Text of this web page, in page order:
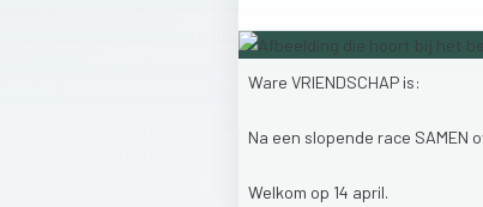
Ware VRIENDSCHAP is:
Na een slopende race SAMEN
Welkom op 14 april.